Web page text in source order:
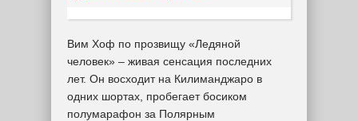
Вим Хоф по прозвищу «Ледяной
человек» – живая сенсация последних
лет. Он восходит на Килиманджаро в
одних шортах, пробегает босиком
полумарафон за Полярным